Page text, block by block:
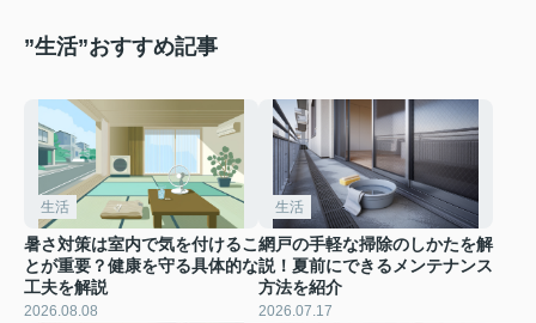
”生活”おすすめ記事
生活
暑さ対策は室内で気を付けるこ
とが重要？健康を守る具体的な
工夫を解説
2026.08.08
生活
網戸の手軽な掃除のしかたを解
説！夏前にできるメンテナンス
方法を紹介
2026.07.17